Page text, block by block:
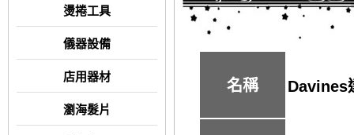
燙捲工具
儀器設備
店用器材
瀏海髮片
名稱 Davines